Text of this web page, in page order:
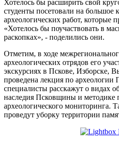
Хотелось бы расширить свой
студенты посетовали на большое
археологических работ, которые
«Хотелось бы поучаствовать в
раскопках», - поделились они.
Отметим, в ходе
археологических отрядов его
экскурсиях в Пскове, Изборске,
проведена лекция по археологии
специалисты расскажут о видах
наследия Псковщины и методике
археологического мониторинга.
проведут уборку территории